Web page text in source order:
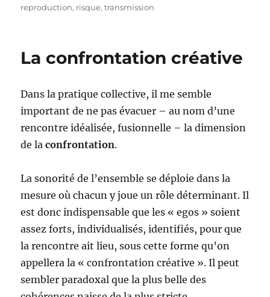
reproduction, risque,transmission
La confrontation créative
Dans la pratique collective, il me semble
important de ne pas évacuer – au nom d’une
rencontre idéalisée, fusionnelle – la dimension
de laconfrontation.
La sonorité de l’ensemble se déploie dans la
mesure où chacun y joue un rôle déterminant. Il
est donc indispensable que les « egos » soient
assez forts, individualisés, identifiés, pour que
la rencontre ait lieu, sous cette forme qu’on
appellera la « confrontation créative ». Il peut
sembler paradoxal que la plus belle des